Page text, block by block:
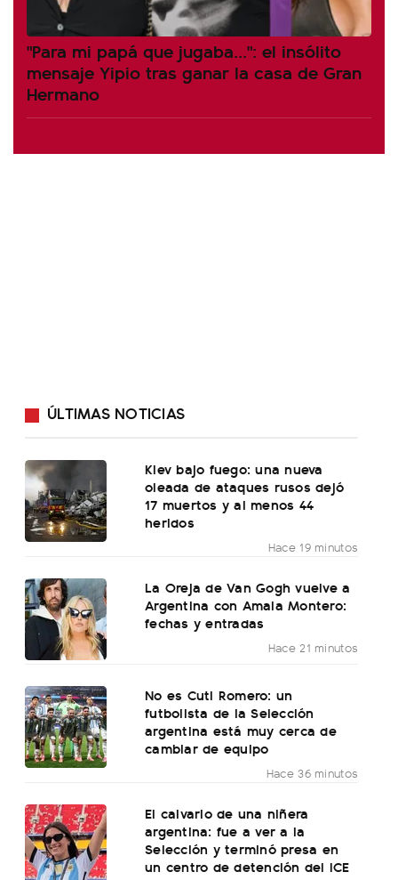
"Para mi papá que jugaba...": el insólito
mensaje Yipio tras ganar la casa de Gran
Hermano
ÚLTIMAS NOTICIAS
Kiev bajo fuego: una nueva
oleada de ataques rusos dejó
17 muertos y al menos 44
heridos
Hace 19 minutos
La Oreja de Van Gogh vuelve a
Argentina con Amaia Montero:
fechas y entradas
Hace 21 minutos
No es Cuti Romero: un
futbolista de la Selección
argentina está muy cerca de
cambiar de equipo
Hace 36 minutos
El calvario de una niñera
argentina: fue a ver a la
Selección y terminó presa en
un centro de detención del ICE